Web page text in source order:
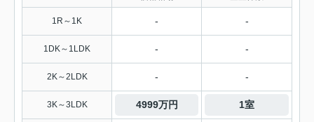
1R～1K - -
1DK～1LDK - -
2K～2LDK - -
3K～3LDK 4999万円 1室